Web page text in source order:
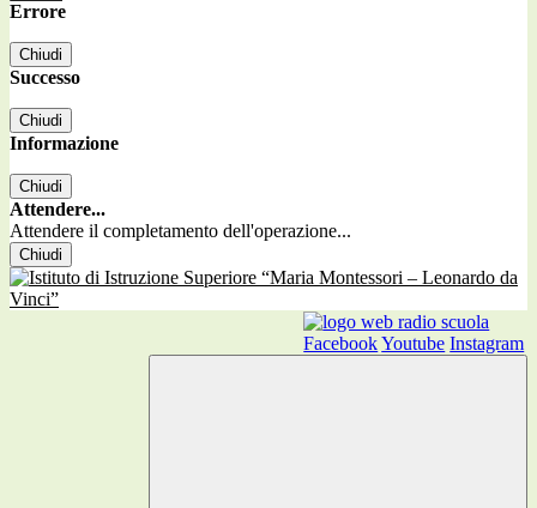
Errore
Chiudi
Successo
Chiudi
Informazione
Chiudi
Attendere...
Attendere il completamento dell'operazione...
Chiudi
FacebookYoutube Instagram